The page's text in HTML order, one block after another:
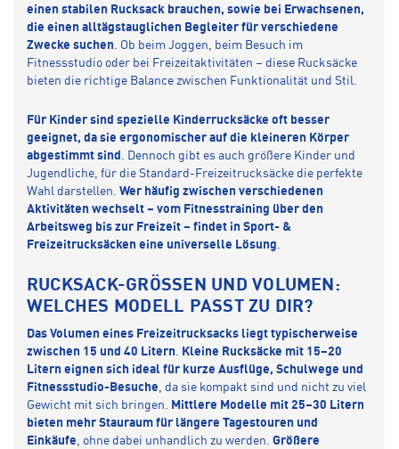
einen stabilen Rucksack brauchen, sowie bei Erwachsenen,
die einen alltägstauglichen Begleiter für verschiedene
Zwecke suchen. Ob beim Joggen, beim Besuch im
Fitnessstudio oder bei Freizeitaktivitäten – diese Rucksäcke
bieten die richtige Balance zwischen Funktionalität und Stil.
Für Kinder sind spezielle Kinderrucksäcke oft besser
geeignet, da sie ergonomischer auf die kleineren Körper
abgestimmt sind . Dennoch gibt es auch größere Kinder und
Jugendliche, für die Standard-Freizeitrucksäcke die perfekte
Wahl darstellen. Wer häufig zwischen verschiedenen
Aktivitäten wechselt – vom Fitnesstraining über den
Arbeitsweg bis zur Freizeit – findet in Sport- &
Freizeitrucksäcken eine universelle Lösung.
RUCKSACK-GRÖSSEN UND VOLUMEN: W
ELCHES MODELL PASST ZU DIR?
Das Volumen eines Freizeitrucksacks liegt typischerweise
zwischen 15 und 40 Litern. Kleine Rucksäcke mit 15–20
Litern eignen sich ideal für kurze Ausflüge, Schulwege und
Fitnessstudio-Besuche, da sie kompakt sind und nicht zu viel
Gewicht mit sich bringen. Mittlere Modelle mit 25–30 Litern
bieten mehr Stauraum für längere Tagestouren und
Einkäufe, ohne dabei unhandlich zu werden. Größere